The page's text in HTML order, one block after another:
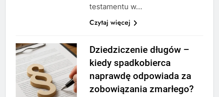
testamentu w…
Czytaj więcej
Dziedziczenie długów –
kiedy spadkobierca
naprawdę odpowiada za
zobowiązania zmarłego?